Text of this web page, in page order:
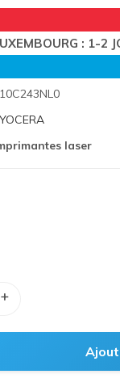
: 1-2
laser
+